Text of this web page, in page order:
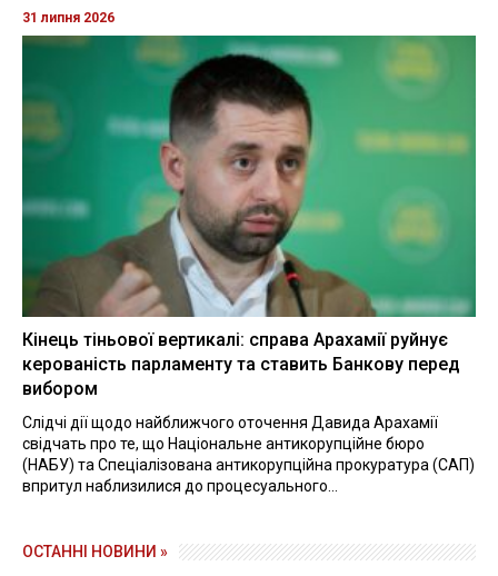
31 липня 2026
Кінець тіньової вертикалі: справа Арахамії руйнує
керованість парламенту та ставить Банкову перед
вибором
Слідчі дії щодо найближчого оточення Давида Арахамії
свідчать про те, що Національне антикорупційне бюро
(НАБУ) та Спеціалізована антикорупційна прокуратура (САП)
впритул наблизилися до процесуального...
ОСТАННІ НОВИНИ »